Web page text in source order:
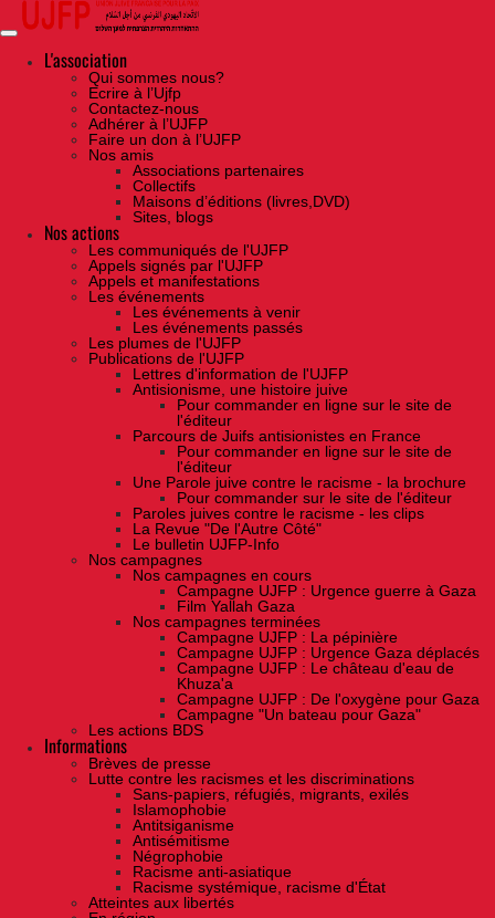
Skip
the
contentL'association
Qui sommes nous?
Ecrire à l’Ujfp
Contactez-nous
Adhérer à l’UJFP
Faire un don à l’UJFP
Nos amis
Associations partenaires
Collectifs
Maisons d’éditions (livres,DVD)
Sites, blogs
Nos actions
Les communiqués de l'UJFP
Appels signés par l'UJFP
Appels et manifestations
Les événements
Les événements à venir
Les événements passés
Les plumes de l'UJFP
Publications de l'UJFP
Lettres d'information de l'UJFP
Antisionisme, une histoire juive
Pour commander en ligne sur le site de
l'éditeur
Parcours de Juifs antisionistes en France
Pour commander en ligne sur le site de
l'éditeur
Une Parole juive contre le racisme - la brochure
Pour commander sur le site de l'éditeur
Paroles juives contre le racisme - les clips
La Revue "De l'Autre Côté"
Le bulletin UJFP-Info
Nos campagnes
Nos campagnes en cours
Campagne UJFP : Urgence guerre à Gaza
Film Yallah Gaza
Nos campagnes terminées
Campagne UJFP : La pépinière
Campagne UJFP : Urgence Gaza déplacés
Campagne UJFP : Le château d'eau de
Khuza'a
Campagne UJFP : De l'oxygène pour Gaza
Campagne "Un bateau pour Gaza"
Les actions BDS
Informations
Brèves de presse
Lutte contre les racismes et les discriminations
Sans-papiers, réfugiés, migrants, exilés
Islamophobie
Antitsiganisme
Antisémitisme
Négrophobie
Racisme anti-asiatique
Racisme systémique, racisme d'État
Atteintes aux libertés